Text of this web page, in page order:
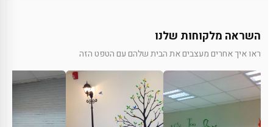
השראה מלקוחות שלנו
ראו איך אחרים מעצבים את הבית שלהם עם הטפט הזה